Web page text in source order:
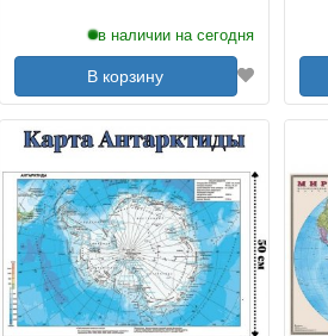
в наличии на сегодня
В корзину